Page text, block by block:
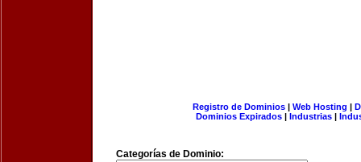
Registro de Dominios| Web Hosting |
Dominios Expirados | Industrias |
Categorías de Dominio: